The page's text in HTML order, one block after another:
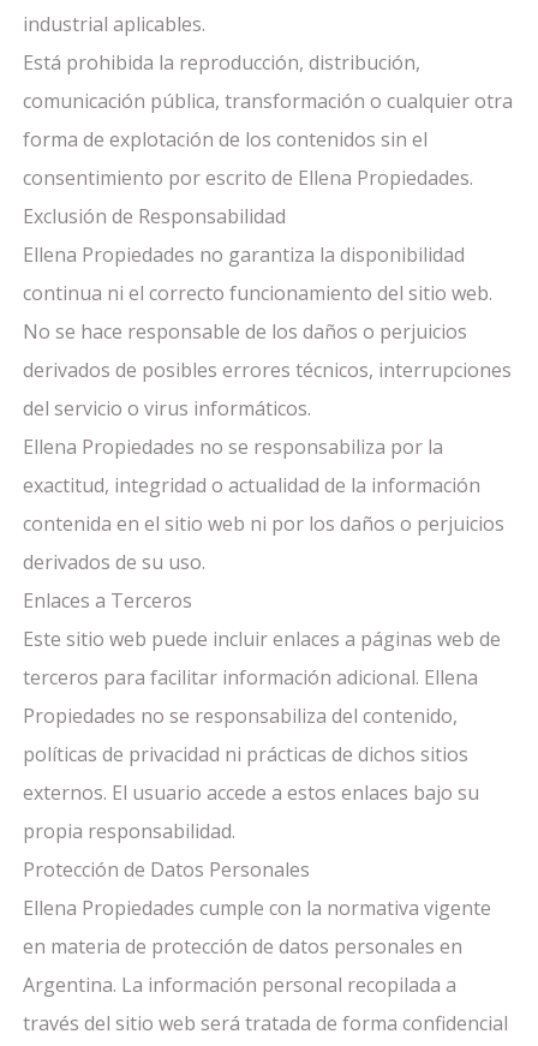
industrial aplicables.
Está prohibida la reproducción, distribución,
comunicación pública, transformación o cualquier otra
forma de explotación de los contenidos sin el
consentimiento por escrito de Ellena Propiedades.
Exclusión de Responsabilidad
Ellena Propiedades no garantiza la disponibilidad
continua ni el correcto funcionamiento del sitio web.
No se hace responsable de los daños o perjuicios
derivados de posibles errores técnicos, interrupciones
del servicio o virus informáticos.
Ellena Propiedades no se responsabiliza por la
exactitud, integridad o actualidad de la información
contenida en el sitio web ni por los daños o perjuicios
derivados de su uso.
Enlaces a Terceros
Este sitio web puede incluir enlaces a páginas web de
terceros para facilitar información adicional. Ellena
Propiedades no se responsabiliza del contenido,
políticas de privacidad ni prácticas de dichos sitios
externos. El usuario accede a estos enlaces bajo su
propia responsabilidad.
Protección de Datos Personales
Ellena Propiedades cumple con la normativa vigente
en materia de protección de datos personales en
Argentina. La información personal recopilada a
través del sitio web será tratada de forma confidencial